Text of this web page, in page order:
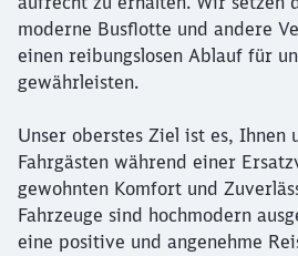
moderne Busflotte und andere
einen reibungslosen Ablauf für
gewährleisten.
Unser oberstes Ziel ist es, Ihnen
Fahrgästen während einer
gewohnten Komfort und
Fahrzeuge sind hochmodern
eine positive und angenehme